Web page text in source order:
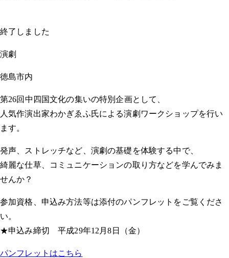
終了しました
演劇
徳島市内
第26回中四国文化の集いの特別企画として、
人気作演出家わかぎゑふ氏による演劇ワークショップを行い
ます。
発声、ストレッチなど、演劇の基礎を体験する中で、
綺麗な仕草、コミュニケーションの取り方などを学んでみま
せんか？
参加資格、申込み方法等は添付のパンフレットをご覧くださ
い。
★申込み締切 平成29年12月8日（金）
パンフレットはこちら